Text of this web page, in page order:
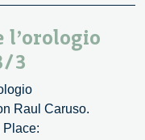
l’orologio
3
Raul Caruso.
Place: